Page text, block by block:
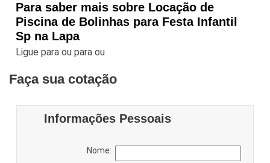
Para saber mais sobre Locação de
Piscina de Bolinhas para Festa Infantil
Sp na Lapa
Ligue paraou paraou
Faça sua cotação
Informações Pessoais
Nome: